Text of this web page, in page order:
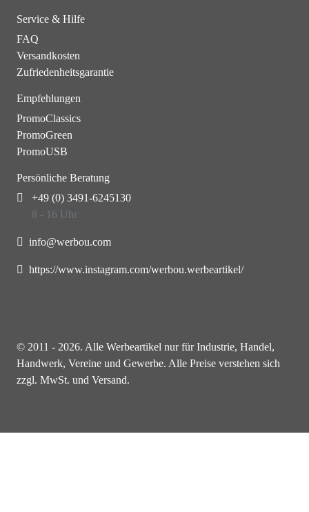
Service & Hilfe
FAQ
Versandkosten
Zufriedenheitsgarantie
Empfehlungen
PromoClassics
PromoGreen
PromoUSB
Persönliche Beratung
+49 (0) 3491-6245130
8 - 16 Uhr
info@werbou.com
https://www.instagram.com/werbou.werbeartikel/
© 2011 - 2026. Alle Werbeartikel nur für Industrie, Handel,
Handwerk, Vereine und Gewerbe. Alle Preise verstehen sich
zzgl. MwSt. und Versand.